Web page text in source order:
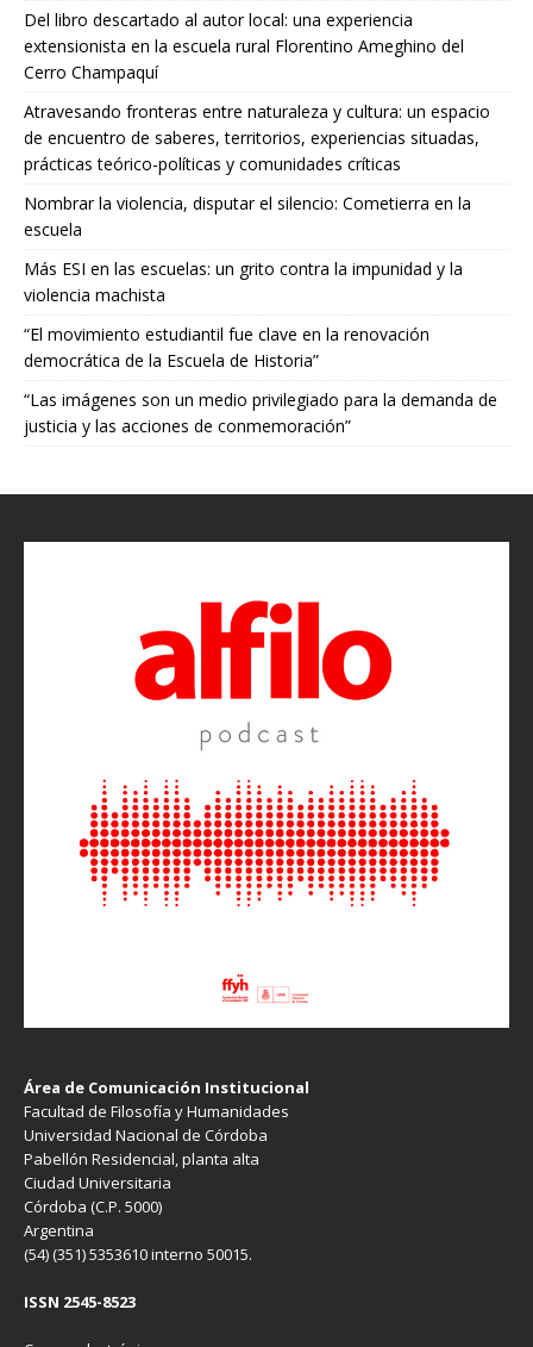
Del libro descartado al autor local: una experiencia
extensionista en la escuela rural Florentino Ameghino del
Cerro Champaquí
Atravesando fronteras entre naturaleza y cultura: un espacio
de encuentro de saberes, territorios, experiencias situadas,
prácticas teórico-políticas y comunidades críticas
Nombrar la violencia, disputar el silencio: Cometierra en la
escuela
Más ESI en las escuelas: un grito contra la impunidad y la
violencia machista
“El movimiento estudiantil fue clave en la renovación
democrática de la Escuela de Historia”
“Las imágenes son un medio privilegiado para la demanda de
justicia y las acciones de conmemoración”
Área de Comunicación Institucional
Facultad de Filosofía y Humanidades
Universidad Nacional de Córdoba
Pabellón Residencial, planta alta
Ciudad Universitaria
Córdoba (C.P. 5000)
Argentina
(54) (351) 5353610 interno 50015.
ISSN 2545-8523